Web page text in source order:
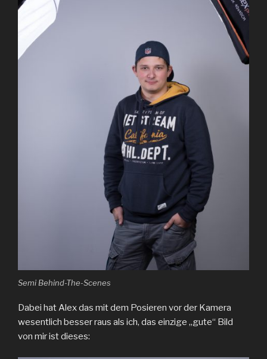
Semi Behind-The-Scenes
Dabei hat Alex das mit dem Posieren vor der Kamera
wesentlich besser raus als ich, das einzige „gute“ Bild
von mir ist dieses: